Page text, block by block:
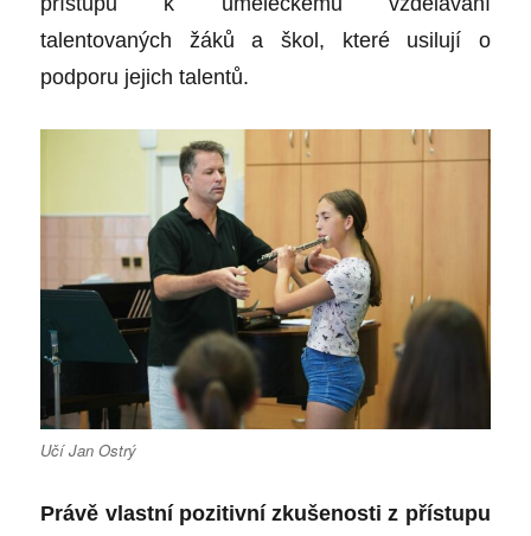
talentovaných žáků a škol, které usilují o
podporu jejich talentů.
Učí Jan Ostrý
Právě vlastní pozitivní zkušenosti z přístupu